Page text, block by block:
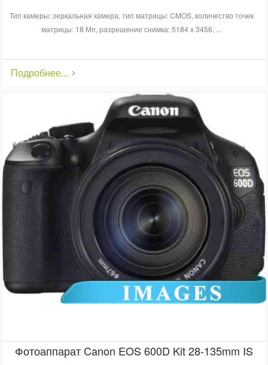
Тип камеры: зеркальная камера, тип матрицы: CMOS, количество точек
матрицы: 18 Мп, разрешение снимка: 5184 x 3456, ...
Подробнее...
Фотоаппарат Canon EOS 600D Kit 28-135mm IS